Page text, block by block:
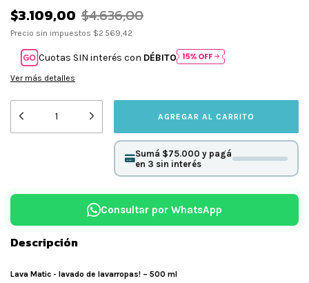
$3.109,00 $4.636,00
Precio sin impuestos $2.569,42
Cuotas SIN interés con DÉBITO
Ver más detalles
Sumá $75.000 y pagá
en 3 sin interés
Consultar por WhatsApp
Descripción
Lava Matic - lavado de lavarropas! – 500 ml